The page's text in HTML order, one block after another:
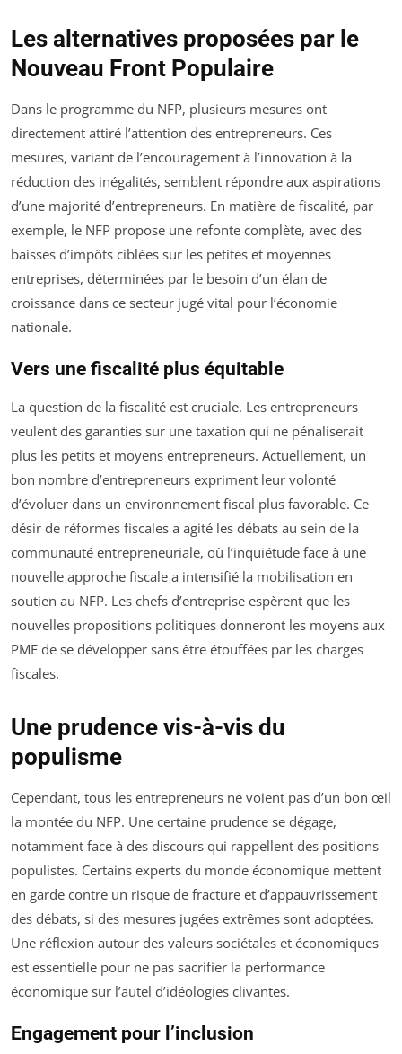
Les alternatives proposées par le
Nouveau Front Populaire
Dans le programme du NFP, plusieurs mesures ont
directement attiré l’attention des entrepreneurs. Ces
mesures, variant de l’encouragement à l’innovation à la
réduction des inégalités, semblent répondre aux aspirations
d’une majorité d’entrepreneurs. En matière de fiscalité, par
exemple, le NFP propose une refonte complète, avec des
baisses d’impôts ciblées sur les petites et moyennes
entreprises, déterminées par le besoin d’un élan de
croissance dans ce secteur jugé vital pour l’économie
nationale.
Vers une fiscalité plus équitable
La question de la fiscalité est cruciale. Les entrepreneurs
veulent des garanties sur une taxation qui ne pénaliserait
plus les petits et moyens entrepreneurs. Actuellement, un
bon nombre d’entrepreneurs expriment leur volonté
d’évoluer dans un environnement fiscal plus favorable. Ce
désir de réformes fiscales a agité les débats au sein de la
communauté entrepreneuriale, où l’inquiétude face à une
nouvelle approche fiscale a intensifié la mobilisation en
soutien au NFP. Les chefs d’entreprise espèrent que les
nouvelles propositions politiques donneront les moyens aux
PME de se développer sans être étouffées par les charges
fiscales.
Une prudence vis-à-vis du
populisme
Cependant, tous les entrepreneurs ne voient pas d’un bon œil
la montée du NFP. Une certaine prudence se dégage,
notamment face à des discours qui rappellent des positions
populistes. Certains experts du monde économique mettent
en garde contre un risque de fracture et d’appauvrissement
des débats, si des mesures jugées extrêmes sont adoptées.
Une réflexion autour des valeurs sociétales et économiques
est essentielle pour ne pas sacrifier la performance
économique sur l’autel d’idéologies clivantes.
Engagement pour l’inclusion